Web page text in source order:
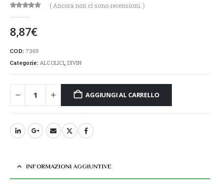
( Ancora non ci sono recensioni. )
8,87€
COD: 7369
Categorie: ALCOLICI DIVIN
AGGIUNGI AL CARRELLO
INFORMAZIONI AGGIUNTIVE